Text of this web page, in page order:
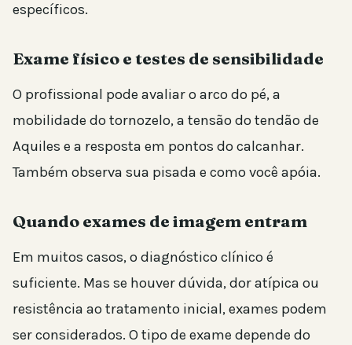
específicos.
Exame físico e testes de sensibilidade
O profissional pode avaliar o arco do pé, a
mobilidade do tornozelo, a tensão do tendão de
Aquiles e a resposta em pontos do calcanhar.
Também observa sua pisada e como você apóia.
Quando exames de imagem entram
Em muitos casos, o diagnóstico clínico é
suficiente. Mas se houver dúvida, dor atípica ou
resistência ao tratamento inicial, exames podem
ser considerados. O tipo de exame depende do